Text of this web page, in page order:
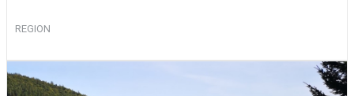
REGION